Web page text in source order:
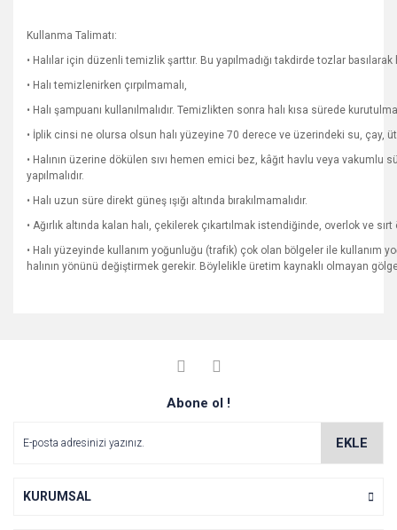
Kullanma Talimatı:
• Halılar için düzenli temizlik şarttır. Bu yapılmadığı takdirde tozlar basılarak
• Halı temizlenirken çırpılmamalı,
• Halı şampuanı kullanılmalıdır. Temizlikten sonra halı kısa sürede
• İplik cinsi ne olursa olsun halı yüzeyine 70 derece ve üzerindeki su, çay,
• Halının üzerine dökülen sıvı hemen emici bez, kâğıt havlu veya
yapılmalıdır.
• Halı uzun süre direkt güneş ışığı altında bırakılmamalıdır.
• Ağırlık altında kalan halı, çekilerek çıkartılmak istendiğinde, overlok ve
• Halı yüzeyinde kullanım yoğunluğu (trafik) çok olan bölgeler ile kullanım
halının yönünü değiştirmek gerekir. Böylelikle üretim kaynaklı olmayan
Yorum Yaz
Soru Sor
Görüş ve önerileriniz için teşekkür ederiz.
Ürün açıklamasında eksik bilgiler bulunuyor.
Ürün fiyatı diğer sitelerden daha pahalı.
Abone ol !
EKLE
KURUMSAL